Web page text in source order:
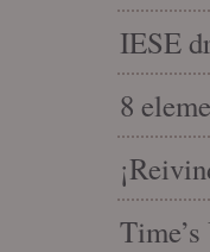
IESE
8